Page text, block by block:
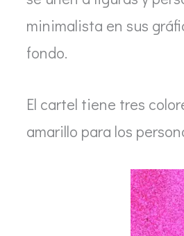
minimalista en sus
fondo.
El cartel tiene tres
amarillo para los